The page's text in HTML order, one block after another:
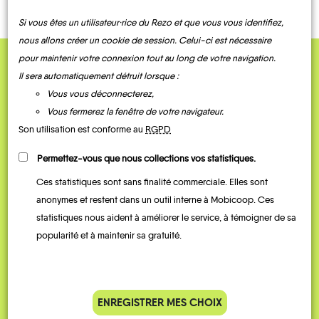
QUELQUES
Témoignages
parking de la gare est toujours
complet alors j’ai testé Rezo
Si vous êtes un utilisateur·rice du Rezo et que vous vous identifiez,
nous allons créer un cookie de session. Celui-ci est nécessaire
pour maintenir votre connexion tout au long de votre navigation.
Il sera automatiquement détruit lorsque :
Vous vous déconnecterez,
Vous fermerez la fenêtre de votre navigateur.
Son utilisation est conforme au RGPD
Permettez-vous que nous collections vos statistiques.
Ces statistiques sont sans finalité commerciale. Elles sont
anonymes et restent dans un outil interne à Mobicoop. Ces
statistiques nous aident à améliorer le service, à témoigner de sa
popularité et à maintenir sa gratuité.
ENREGISTRER MES CHOIX